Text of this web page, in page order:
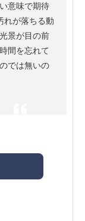
意味で期待
れが落ちる動
景が目の前
間を忘れて
では無いの